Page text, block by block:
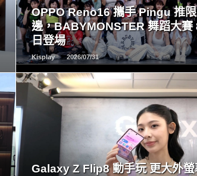
OPPO Reno16 攜手 Pingu 推
邊，BABYMONSTER 舞蹈大賽
日登場
Kisplay 2026/07/31
Galaxy Z Flip8 動手玩 更大外螢
READ
MORE